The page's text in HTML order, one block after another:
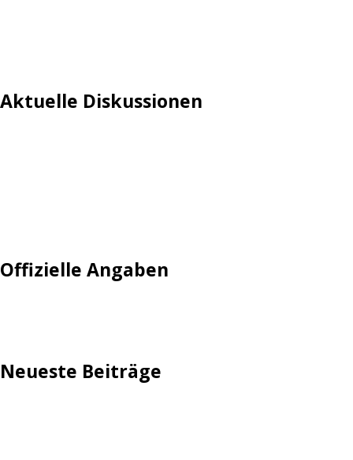
Aktuelle Diskussionen
Offizielle Angaben
Neueste Beiträge